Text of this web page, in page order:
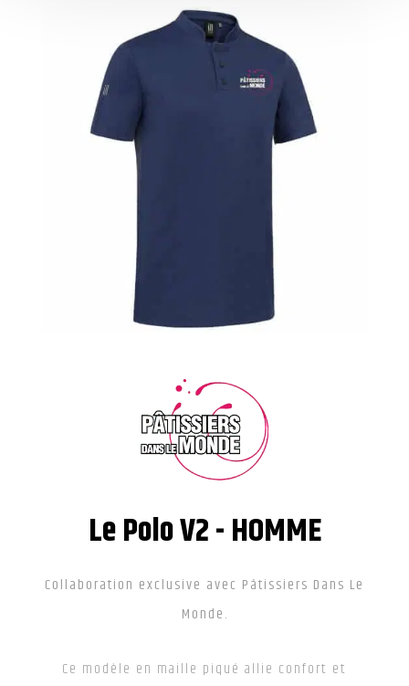
Le Polo V2 - HOMME
Collaboration exclusive avec Pâtissiers Dans Le
Monde.
Ce modèle en maille piqué allie confort et